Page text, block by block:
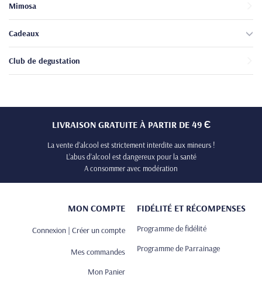
Mimosa
Cadeaux
Club de degustation
LIVRAISON GRATUITE À PARTIR DE 49 Є
La vente d’alcool est strictement interdite aux mineurs !
L’abus d’alcool est dangereux pour la santé
A consommer avec modération
MON COMPTE
Connexion | Créer un compte
Mes commandes
Mon Panier
FIDÉLITÉ ET RÉCOMPENSES
Programme de fidélité
Programme de Parrainage